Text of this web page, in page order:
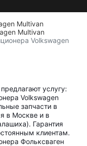
Multivan
Multivan
Volkswagen
услугу:
Volkswagen
запчасти в
в Москве и в
Гарантия
клиентам.
Фольксваген